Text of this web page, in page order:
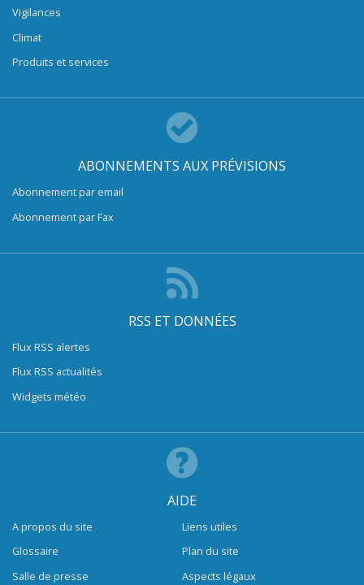
Vigilances
Climat
Produits et services
ABONNEMENTS AUX PRÉVISIONS
Abonnement par email
Abonnement par Fax
RSS ET DONNÉES
Flux RSS alertes
Flux RSS actualités
Widgets météo
AIDE
A propos du site
Glossaire
Salle de presse
Liens utiles
Plan du site
Aspects légaux